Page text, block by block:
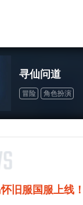
寻仙问道
冒险 角色扮演
旧服国服上线